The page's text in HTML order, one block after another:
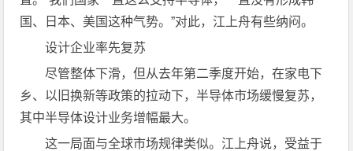
国、日本、美国这种气势。”对此，江上舟有些纳闷。
设计企业率先复苏
尽管整体下滑，但从去年第二季度开始，在家电下
乡、以旧换新等政策的拉动下，半导体市场缓慢复苏，
其中半导体设计业务增幅最大。
这一局面与全球市场规律类似。江上舟说，受益于